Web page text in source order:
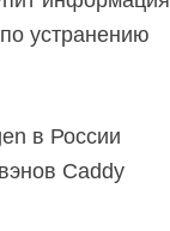
устранению
в России
Caddy